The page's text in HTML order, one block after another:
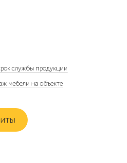
службы продукции
мебели на объекте